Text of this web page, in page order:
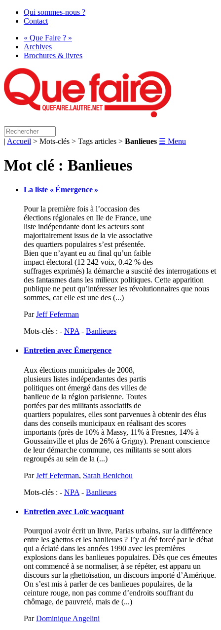
Qui sommes-nous ?
Contact
« Que Faire ? »
Archives
Brochures & livres
| Accueil > Mots-clés > Tags articles > Banlieues ☰ Menu
Mot clé : Banlieues
La liste «Émergence»
Pour la première fois à l’occasion des
élections régionales en Ile de France, une
liste indépendante dont les acteurs sont
majoritairement issus de la vie associative
des quartiers populaires s’est présentée.
Bien que n’ayant eu au final qu’un faible
impact électoral (12 242 voix, 0.42 % des
suffrages exprimés) la démarche a suscité des interrogations et
des fantasmes dans les milieux politiques. Cette apparition
publique ne peut qu’intéresser les révolutionnaires que nous
sommes, car elle est une des (...)
ParJeff Feferman
Mots-clés : - NPA - Banlieues
Entretien avec Émergence
Aux élections municipales de 2008,
plusieurs listes indépendantes des partis
politiques ont émergé dans des villes de
banlieue de la région parisienne. Toutes
portées par des militants associatifs de
quartiers populaires, elles sont parvenues à obtenir des élus
dans des conseils municipaux en réalisant des scores
importants (près de 10% à Massy, 11% à Fresnes, 14% à
Goussainville et plus de 26% à Grigny). Prenant conscience
de leur démarche commune, ces militants se sont alors
regroupés au sein de la (...)
ParJeff Feferman, Sarah Benichou
Mots-clés : - NPA - Banlieues
Entretien avec Loïc wacquant
Pourquoi avoir écrit un livre, Parias urbains, sur la différence
entre les ghettos et les banlieues ? J’y ai été forcé par le débat
qui a éclaté dans les années 1990 avec les premières
explosions dans les banlieues populaires. Dès que ces émeutes
ont commencé à se normaliser, à se répéter, est apparu un
discours sur la ghettoïsation, un discours importé d’Amérique.
On s’est mis à parler de ces banlieues populaires, de la
ceinture rouge, non pas comme d’endroits souffrant du
chômage, de pauvreté, mais de (...)
ParDominique Angelini